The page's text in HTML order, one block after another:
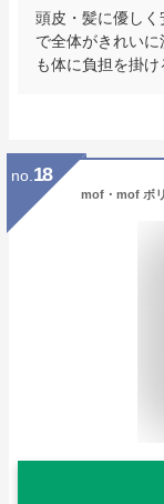
頭皮・髪に優しく
で全体がきれい
も体に負担を掛け
no. 18